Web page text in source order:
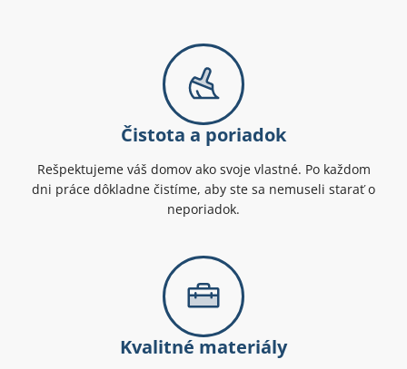
Čistota a poriadok
Rešpektujeme váš domov ako svoje vlastné. Po každom
dni práce dôkladne čistíme, aby ste sa nemuseli starať o
neporiadok.
Kvalitné materiály